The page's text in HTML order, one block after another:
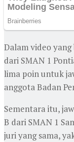
Dalam video yang
dari SMAN 1
lima poin untuk
anggota Badan
Sementara itu,
B dari SMAN 1
juri yang sama,